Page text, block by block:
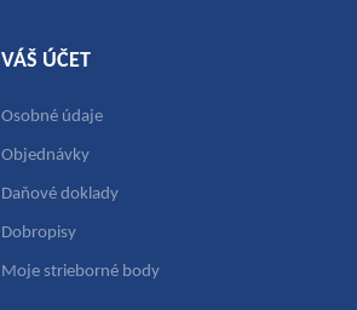
VÁŠ ÚČET
Osobné údaje
Objednávky
Daňové doklady
Dobropisy
Moje strieborné body